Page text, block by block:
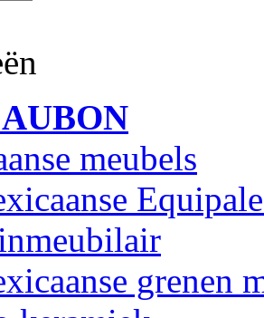
meubels
grenen